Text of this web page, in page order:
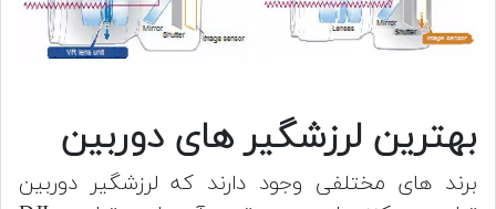
بهترین لرزشگیر های دوربین
برند های مختلفی وجود دارند که لرزشگیر دوربین